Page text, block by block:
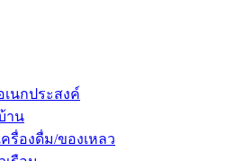
นกประสงค์
าน
รื่องดื่ม/ของเหลว